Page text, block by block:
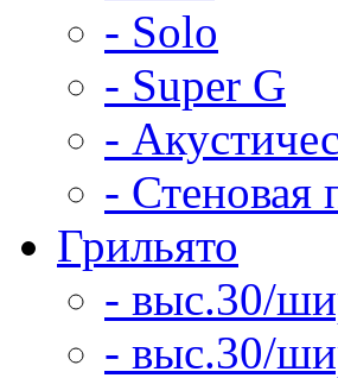
- Solo
- Super G
-
- Стеновая
Грильято
- выс.30/
- выс.30/